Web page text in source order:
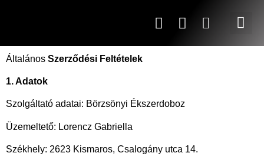
Általános Szerződési Feltételek
1. Adatok
Szolgáltató adatai: Börzsönyi Ékszerdoboz
Üzemeltető: Lorencz Gabriella
Székhely: 2623 Kismaros, Csalogány utca 14.